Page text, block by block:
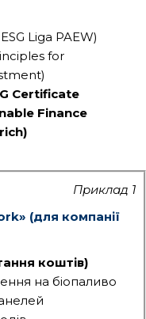
Liga PAEW)
for
Certificate
Finance
Приклад 1
(для компанії
коштів)
на біопаливо